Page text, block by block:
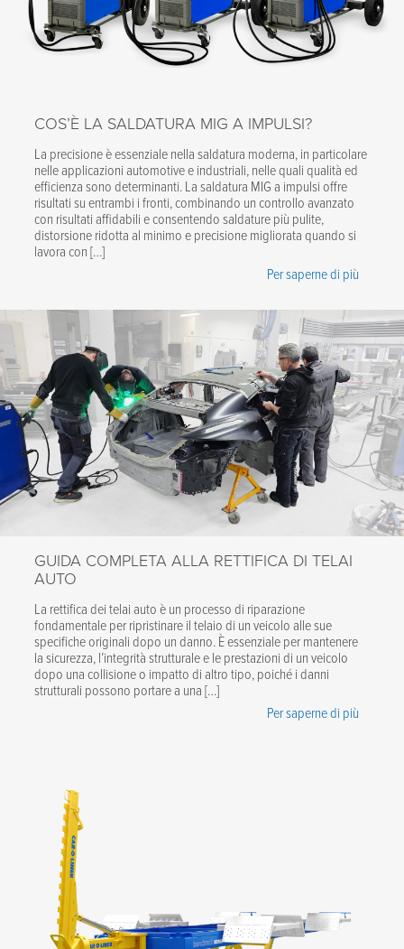
COS’È LA SALDATURA MIG A IMPULSI?
La precisione è essenziale nella saldatura moderna, in particolare
nelle applicazioni automotive e industriali, nelle quali qualità ed
efficienza sono determinanti. La saldatura MIG a impulsi offre
risultati su entrambi i fronti, combinando un controllo avanzato
con risultati affidabili e consentendo saldature più pulite,
distorsione ridotta al minimo e precisione migliorata quando si
lavora con […]
Per saperne di più
GUIDA COMPLETA ALLA RETTIFICA DI TELAI
AUTO
La rettifica dei telai auto è un processo di riparazione
fondamentale per ripristinare il telaio di un veicolo alle sue
specifiche originali dopo un danno. È essenziale per mantenere
la sicurezza, l’integrità strutturale e le prestazioni di un veicolo
dopo una collisione o impatto di altro tipo, poiché i danni
strutturali possono portare a una […]
Per saperne di più